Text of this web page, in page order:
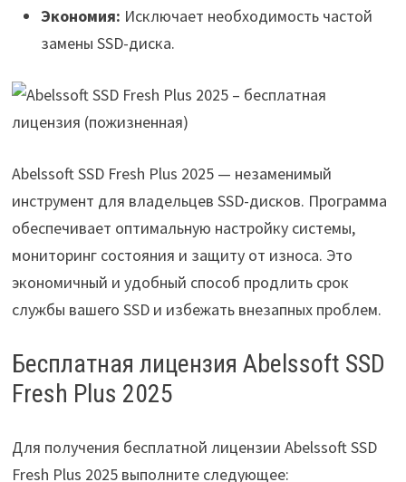
Экономия: Исключает необходимость частой
замены SSD-диска.
Abelssoft SSD Fresh Plus 2025 — незаменимый
инструмент для владельцев SSD-дисков. Программа
обеспечивает оптимальную настройку системы,
мониторинг состояния и защиту от износа. Это
экономичный и удобный способ продлить срок
службы вашего SSD и избежать внезапных проблем.
Бесплатная лицензия Abelssoft SSD
Fresh Plus 2025
Для получения бесплатной лицензии Abelssoft SSD
Fresh Plus 2025 выполните следующее: